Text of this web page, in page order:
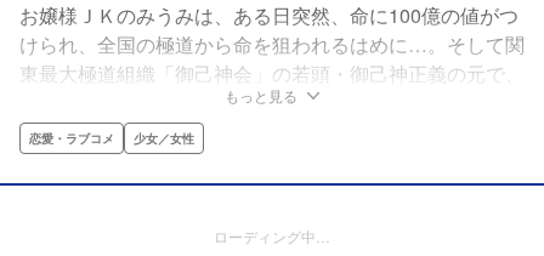
お嬢様ＪＫのみうみは、ある日突然、命に100億の値がつ
けられ、全国の極道から命を狙われるはめに…。そして関
東最大極道組織「御己神会」の若頭・御己神正義の元で、
人質になってしまった。恐ろしい人質生活…のはずが、泣
いたことがないという御己神に、みうみは「泣かせる」と
宣言してしまう。そんな天然なみうみに、御己神は次第に
心をかき乱されていき…。極道の面子と、JKの意地が絡
もっと見る
恋愛・ラブコメ 少女／女性
ローディング中…